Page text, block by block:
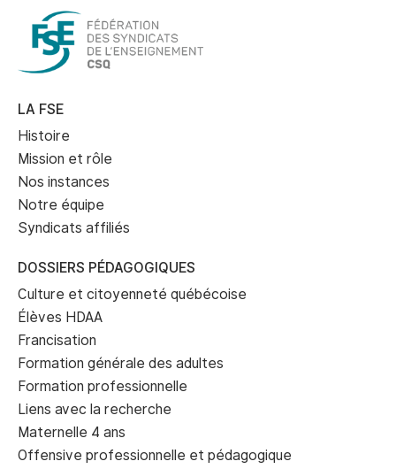
LA FSE
Histoire
Mission et rôle
Nos instances
Notre équipe
Syndicats affiliés
DOSSIERS PÉDAGOGIQUES
Culture et citoyenneté québécoise
Élèves HDAA
Francisation
Formation générale des adultes
Formation professionnelle
Liens avec la recherche
Maternelle 4 ans
Offensive professionnelle et pédagogique